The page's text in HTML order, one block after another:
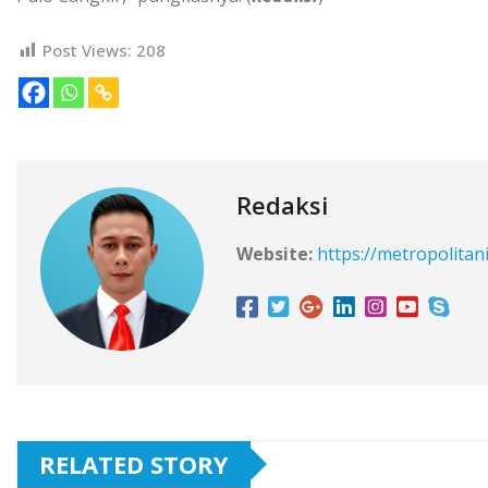
Post Views: 208
Redaksi
Website: https://
RELATED STORY